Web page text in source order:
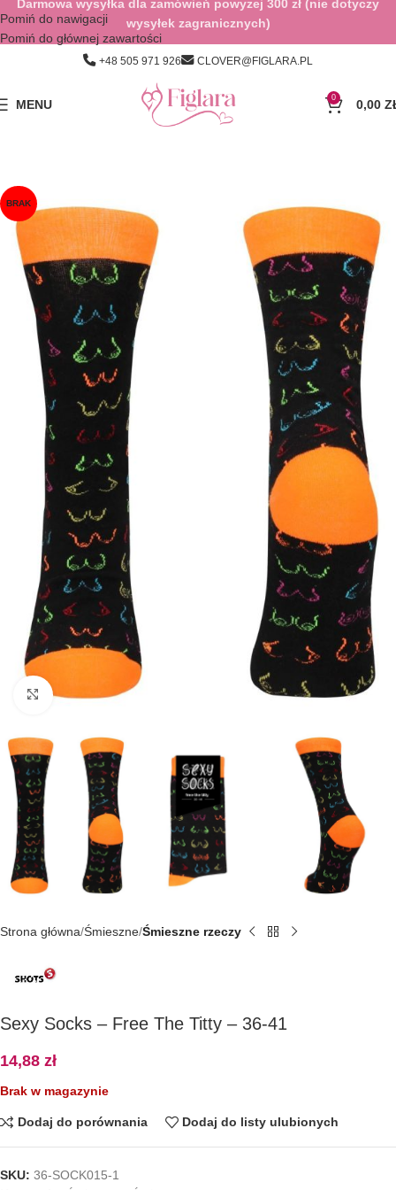
Pomiń do nawigacji
Pomiń do głównej zawartości
+48 505 971 926 CLOVER@FIGLARA.PL
MENU 0 0,00
BRAK
Kliknij, aby powiększyć
Strona główna Śmieszne Śmieszne rzeczy
Sexy Socks – Free The Titty – 36-41
14,88 zł
Brak w magazynie
Dodaj do porównania Dodaj do listy ulubionych
SKU: 36-SOCK015-1
Darmowa wysyłka dla zamówień powyżej 300 zł (nie dotyczy
wysyłek zagranicznych)